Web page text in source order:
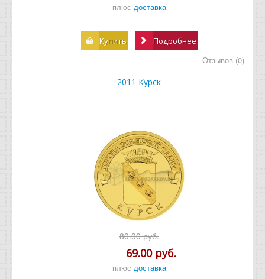
плюс доставка
Купить Подробнее
Отзывов (0)
2011 Курск
80.00 руб.
69.00 руб.
плюс доставка